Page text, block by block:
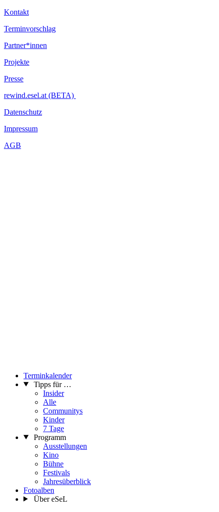
Kontakt
Terminvorschlag
Partner*innen
Projekte
Presse
rewind.esel.at (BETA)
Datenschutz
Impressum
AGB
Terminkalender
Tipps für …
Insider
Alle
Communitys
Kinder
7 Tage
Programm
Ausstellungen
Kino
Bühne
Festivals
Jahresüberblick
Fotoalben
Über eSeL